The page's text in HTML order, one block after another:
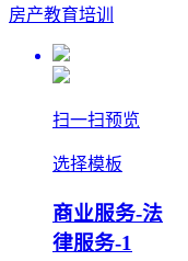
房产教育培训
扫一扫预览
选择模板
商业服务-法
律服务-1